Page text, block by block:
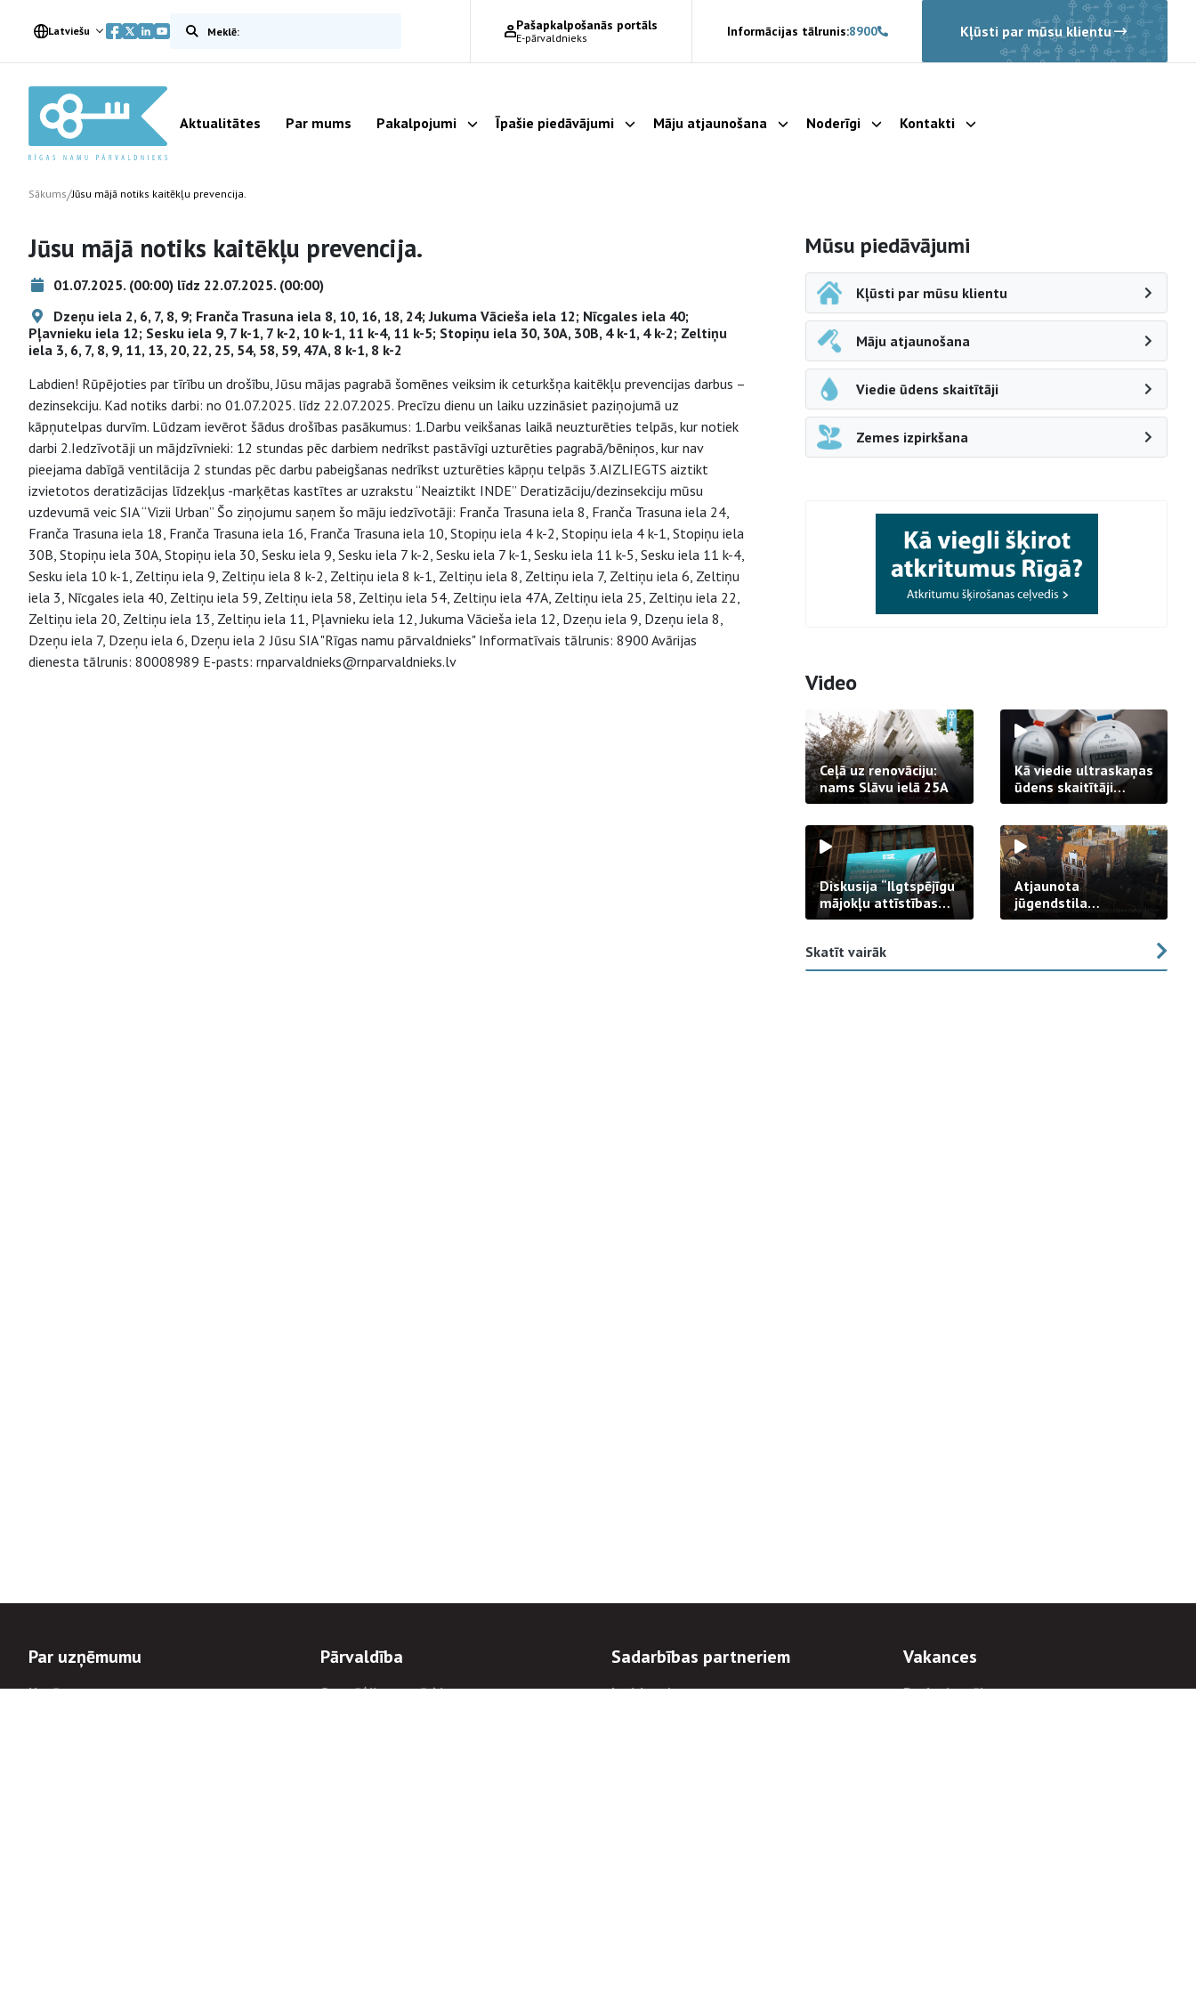
Latviešu Meklēt vietnē Pašapkalpošanās portāls
E-pārvaldnieks Informācijas tālrunis:8900 Kļūsti par mūsu klientu
Aktualitātes Par mums Pakalpojumi Parādīt apakšizvēlni
Īpašie piedāvājumi Parādīt apakšizvēlni
Māju atjaunošana Parādīt apakšizvēlni
Noderīgi Parādīt apakšizvēlni
Kontakti Parādīt apakšizvēlni
Sākums/Jūsu mājā notiks kaitēkļu prevencija.
Jūsu mājā notiks kaitēkļu prevencija.
01.07.2025. (00:00) līdz 22.07.2025. (00:00)
Dzeņu iela 2, 6, 7, 8, 9; Franča Trasuna iela 8, 10, 16, 18, 24; Jukuma Vācieša iela 12; Nīcgales iela 40;
Pļavnieku iela 12; Sesku iela 9, 7 k-1, 7 k-2, 10 k-1, 11 k-4, 11 k-5; Stopiņu iela 30, 30A, 30B, 4 k-1, 4 k-2; Zeltiņu
iela 3, 6, 7, 8, 9, 11, 13, 20, 22, 25, 54, 58, 59, 47A, 8 k-1, 8 k-2
Labdien! Rūpējoties par tīrību un drošību, Jūsu mājas pagrabā šomēnes veiksim ik ceturkšņa kaitēkļu prevencijas darbus –
dezinsekciju. Kad notiks darbi: no 01.07.2025. līdz 22.07.2025. Precīzu dienu un laiku uzzināsiet paziņojumā uz
kāpņutelpas durvīm. Lūdzam ievērot šādus drošības pasākumus: 1.Darbu veikšanas laikā neuzturēties telpās, kur notiek
darbi 2.Iedzīvotāji un mājdzīvnieki: 12 stundas pēc darbiem nedrīkst pastāvīgi uzturēties pagrabā/bēniņos, kur nav
pieejama dabīgā ventilācija 2 stundas pēc darbu pabeigšanas nedrīkst uzturēties kāpņu telpās 3.AIZLIEGTS aiztikt
izvietotos deratizācijas līdzekļus -marķētas kastītes ar uzrakstu “Neaiztikt INDE” Deratizāciju/dezinsekciju mūsu
uzdevumā veic SIA “Vizii Urban” Šo ziņojumu saņem šo māju iedzīvotāji: Franča Trasuna iela 8, Franča Trasuna iela 24,
Franča Trasuna iela 18, Franča Trasuna iela 16, Franča Trasuna iela 10, Stopiņu iela 4 k-2, Stopiņu iela 4 k-1, Stopiņu iela
30B, Stopiņu iela 30A, Stopiņu iela 30, Sesku iela 9, Sesku iela 7 k-2, Sesku iela 7 k-1, Sesku iela 11 k-5, Sesku iela 11 k-4,
Sesku iela 10 k-1, Zeltiņu iela 9, Zeltiņu iela 8 k-2, Zeltiņu iela 8 k-1, Zeltiņu iela 8, Zeltiņu iela 7, Zeltiņu iela 6, Zeltiņu
iela 3, Nīcgales iela 40, Zeltiņu iela 59, Zeltiņu iela 58, Zeltiņu iela 54, Zeltiņu iela 47A, Zeltiņu iela 25, Zeltiņu iela 22,
Zeltiņu iela 20, Zeltiņu iela 13, Zeltiņu iela 11, Pļavnieku iela 12, Jukuma Vācieša iela 12, Dzeņu iela 9, Dzeņu iela 8,
Dzeņu iela 7, Dzeņu iela 6, Dzeņu iela 2 Jūsu SIA "Rīgas namu pārvaldnieks" Informatīvais tālrunis: 8900 Avārijas
dienesta tālrunis: 80008989 E-pasts: rnparvaldnieks@rnparvaldnieks.lv
Sāna navigācija
Mūsu piedāvājumi
Kļūsti par mūsu klientu
Māju atjaunošana
Viedie ūdens skaitītāji
Zemes izpirkšana
Video
Ceļā uz renovāciju:
nams Slāvu ielā 25A
Kā viedie ultraskaņas
ūdens skaitītāji
strādā praksē
Diskusija “Ilgtspējīgu
mājokļu attīstības
izaicinājums”
Atjaunota
jūgendstila
arhitektūras pērles
Skatīt vairāk
Par uzņēmumu
Uzņēmums
Pārvaldība
Stratēģija un mērķi
Sadarbības partneriem
Iepirkumi
Vakances
Darba iespējas